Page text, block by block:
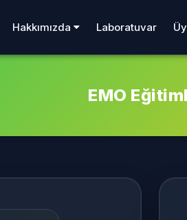
Hakkımızda Laboratuvar
EMO